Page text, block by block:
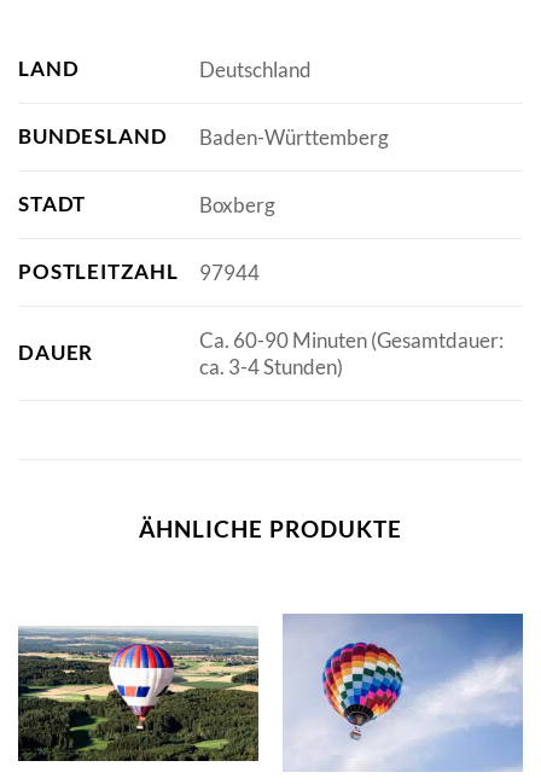
LAND Deutschland
BUNDESLAND Baden-Württemberg
STADT Boxberg
POSTLEITZAHL 97944
DAUER
Ca. 60-90 Minuten (Gesamtdauer:
ca. 3-4 Stunden)
ÄHNLICHE PRODUKTE